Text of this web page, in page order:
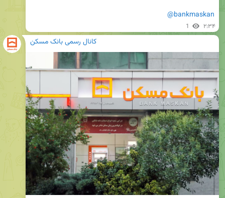
@bankmaskan
1 ۲:۳۴
کانال رسمی بانک مسکن